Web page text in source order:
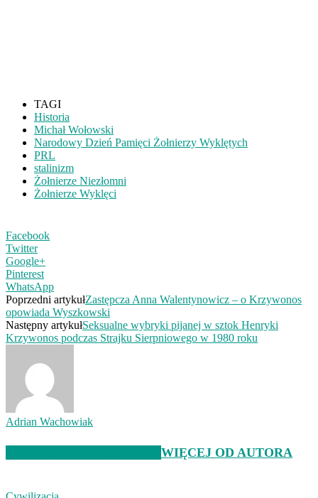
TAGI
Historia
Michał Wołowski
Narodowy Dzień Pamięci Żołnierzy Wyklętych
PRL
stalinizm
Żołnierze Niezłomni
Żołnierze Wyklęci
Facebook
Twitter
Google+
Pinterest
WhatsApp
Poprzedni artykułZastępcza Anna Walentynowicz – o Krzywonos
opowiada Wyszkowski
Następny artykułSeksualne wybryki pijanej w sztok Henryki
Krzywonos podczas Strajku Sierpniowego w 1980 roku
Adrian Wachowiak
WIĘCEJ OD AUTORA